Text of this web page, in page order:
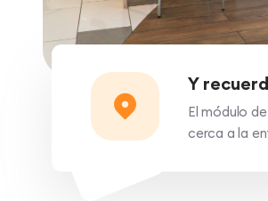
Y
El módulo
cerca a la